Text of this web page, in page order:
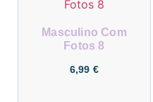
Masculino Com
Fotos 8
6,99 €